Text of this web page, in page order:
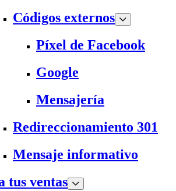
Códigos externos
Píxel de Facebook
Google
Mensajería
Redireccionamiento 301
Mensaje informativo
tus ventas